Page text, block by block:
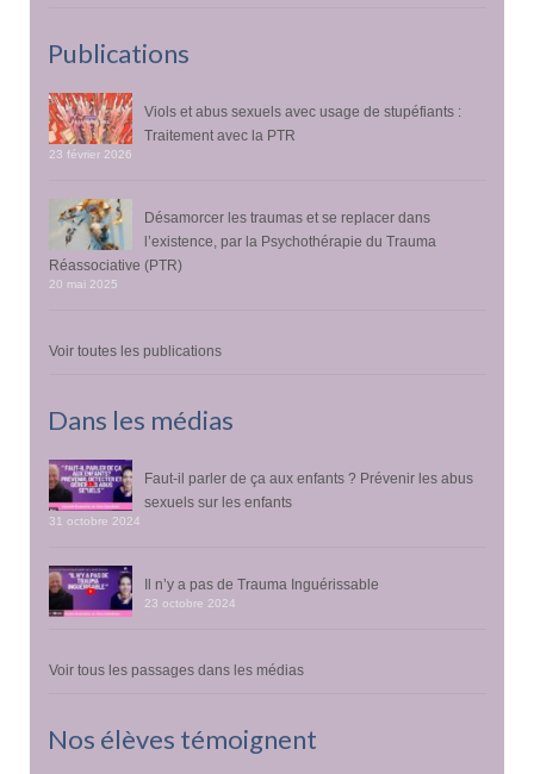
Publications
Viols et abus sexuels avec usage de stupéfiants :
Traitement avec la PTR
23 février 2026
Désamorcer les traumas et se replacer dans
l’existence, par la Psychothérapie du Trauma
Réassociative (PTR)
20 mai 2025
Voir toutes les publications
Dans les médias
Faut-il parler de ça aux enfants ? Prévenir les abus
sexuels sur les enfants
31 octobre 2024
Il n’y a pas de Trauma Inguérissable
23 octobre 2024
Voir tous les passages dans les médias
Nos élèves témoignent